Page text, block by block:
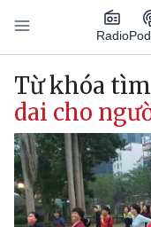
Nhảy đến nội dung
Radio
Main
Từ khóa
dai cho